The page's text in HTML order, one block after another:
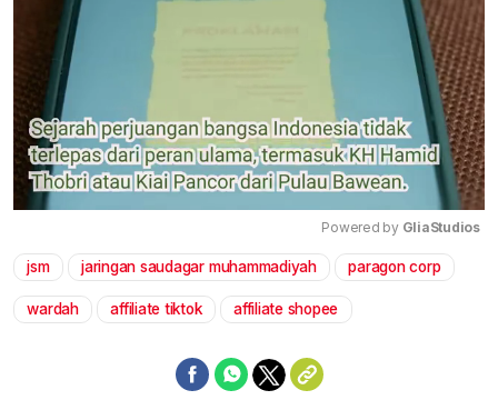
Mute
Powered by GliaStudios
jsm jaringan saudagar muhammadiyah paragon corp
wardah affiliate tiktok affiliate shopee